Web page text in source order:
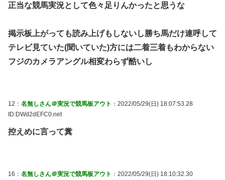
正当な競馬実況として色々足りんかったと思うな
掲示板上がっても読み上げもしないし勝ち馬だけ連呼して
テレビ見ていた(聞いていた)方には二着三着もわからない
フジのカメラアングル相変わらず酷いし
12： 名無しさん＠実況で競馬板アウト ：2022/05/29(日) 18:07:53.28
ID:DWd2dEFC0.net
控えめに言って糞
16： 名無しさん＠実況で競馬板アウト ：2022/05/29(日) 18:10:32.30